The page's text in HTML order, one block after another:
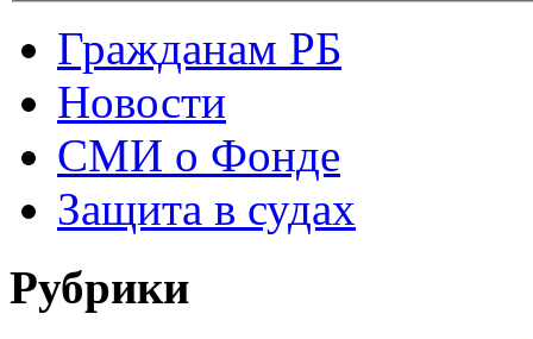
Гражданам РБ
Новости
СМИ о Фонде
Защита в судах
Рубрики